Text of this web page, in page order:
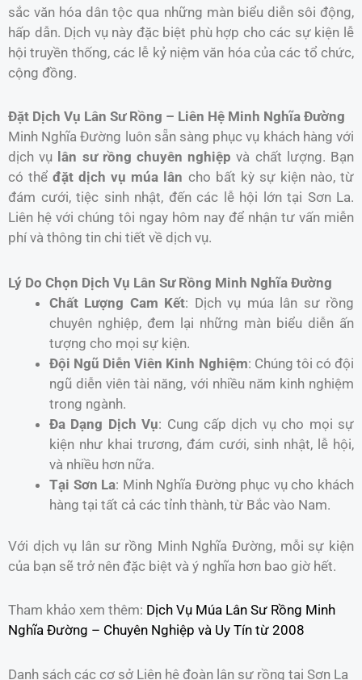
sắc văn hóa dân tộc qua những màn biểu diễn sôi động,
hấp dẫn. Dịch vụ này đặc biệt phù hợp cho các sự kiện lễ
hội truyền thống, các lễ kỷ niệm văn hóa của các tổ chức,
cộng đồng.
Đặt Dịch Vụ Lân Sư Rồng – Liên Hệ Minh Nghĩa Đường
Minh Nghĩa Đường luôn sẵn sàng phục vụ khách hàng với
dịch vụ lân sư rồng chuyên nghiệp và chất lượng. Bạn
có thểđặt dịch vụ múa lân cho bất kỳ sự kiện nào, từ
đám cưới, tiệc sinh nhật, đến các lễ hội lớn tại Sơn La.
Liên hệ với chúng tôi ngay hôm nay để nhận tư vấn miễn
phí và thông tin chi tiết về dịch vụ.
Lý Do Chọn Dịch Vụ Lân Sư Rồng Minh Nghĩa Đường
Chất Lượng Cam Kết: Dịch vụ múa lân sư rồng
chuyên nghiệp, đem lại những màn biểu diễn ấn
tượng cho mọi sự kiện.
Đội Ngũ Diễn Viên Kinh Nghiệm: Chúng tôi có đội
ngũ diễn viên tài năng, với nhiều năm kinh nghiệm
trong ngành.
Đa Dạng Dịch Vụ: Cung cấp dịch vụ cho mọi sự
kiện như khai trương, đám cưới, sinh nhật, lễ hội,
và nhiều hơn nữa.
Tại Sơn La: Minh Nghĩa Đường phục vụ cho khách
hàng tại tất cả các tỉnh thành, từ Bắc vào Nam.
Với dịch vụ lân sư rồng Minh Nghĩa Đường, mỗi sự kiện
của bạn sẽ trở nên đặc biệt và ý nghĩa hơn bao giờ hết.
Tham khảo xem thêm: Dịch Vụ Múa Lân Sư Rồng Minh
Nghĩa Đường – Chuyên Nghiệp và Uy Tín từ 2008
Danh sách các cơ sở Liên hệ đoàn lân sư rồng tại Sơn La